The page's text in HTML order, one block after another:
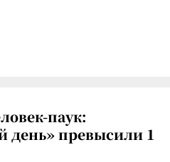
паук:
день» превысили 1